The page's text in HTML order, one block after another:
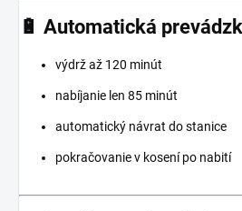
🔋 Automatická
výdrž až 120 minút
nabíjanie len 85 minút
automatický návrat do stanice
pokračovanie v kosení po nabití